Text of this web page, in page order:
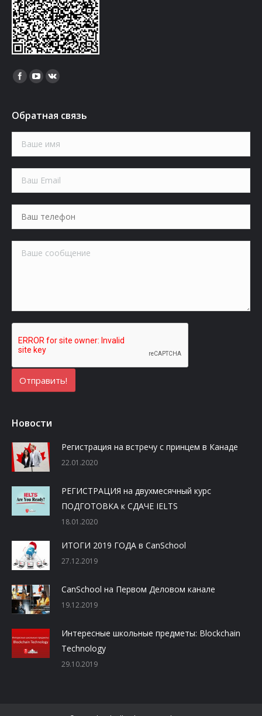
Найдите нас:
Обратная связь
Новости
Регистрация на встречу с принцем в Канаде
22.01.2020
РЕГИСТРАЦИЯ на двухмесячный курс
ПОДГОТОВКА к СДАЧЕ IELTS
18.01.2020
ИТОГИ 2019 ГОДА в CanSchool
27.12.2019
CanSchool на Первом Деловом канале
19.12.2019
Интересные школьные предметы: Blockchain
Technology
29.10.2019